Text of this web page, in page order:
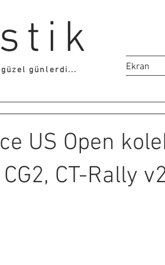
günlerdi... Ekran
US Open
CT-Rally